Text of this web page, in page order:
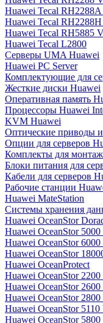
Huawei Tecal
Huawei Tecal
Huawei Tecal RH5885
Huawei Tecal L2800
Серверы UMA Huawei
Huawei PC Server
Комплектующие для
Жесткие диски Huawei
Оперативная память
Процессоры Huawei
KVM Huawei
Оптические приводы
Опции для серверов
Комплекты для
Блоки питания для
Кабели для серверов
Рабочие станции
Huawei MateStation
Системы хранения
Huawei OceanStor
Huawei OceanStor
Huawei OceanStor
Huawei OceanStor
Huawei OceanProtect
Huawei OceanStor
Huawei OceanStor
Huawei OceanStor
Huawei OceanStor
Huawei OceanStor